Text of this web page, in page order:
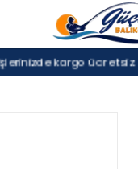
kargo ücretsiz.